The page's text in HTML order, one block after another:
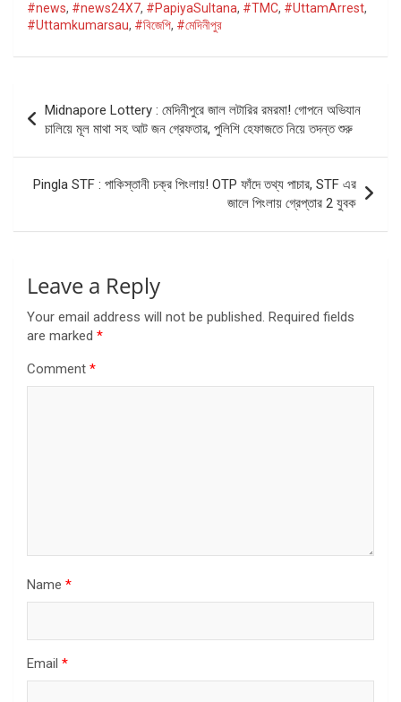
#news, #news24X7, #PapiyaSultana, #TMC, #UttamArrest,
#Uttamkumarsau, #বিজেপি, #মেদিনীপুর
Post
navigation
Midnapore Lottery : মেদিনীপুরে জাল লটারির রমরমা! গোপনে অভিযান
চালিয়ে মূল মাথা সহ আট জন গ্রেফতার, পুলিশি হেফাজতে নিয়ে তদন্ত শুরু
Pingla STF : পাকিস্তানী চক্র পিংলায়! OTP ফাঁদে তথ্য পাচার, STF এর
জালে পিংলায় গ্রেপ্তার 2 যুবক
Leave a Reply
Your email address will not be published. Required fields
are marked *
Comment *
Name *
Email *